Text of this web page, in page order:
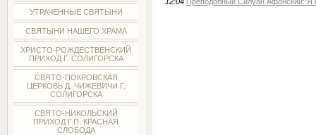
УТРАЧЕННЫЕ СВЯТЫНИ
СВЯТЫНИ НАШЕГО ХРАМА
ХРИСТО-РОЖДЕСТВЕНСКИЙ
ПРИХОД Г. СОЛИГОРСКА
СВЯТО-ПОКРОВСКАЯ
ЦЕРКОВЬ Д. ЧИЖЕВИЧИ Г.
СОЛИГОРСКА
СВЯТО-НИКОЛЬСКИЙ
ПРИХОД Г.П. КРАСНАЯ
СЛОБОДА